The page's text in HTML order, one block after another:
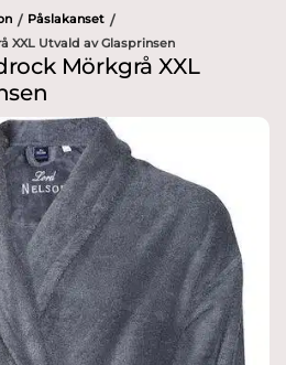
/ Påslakanset /
XXL Utvald av Glasprinsen
Mörkgrå XXL